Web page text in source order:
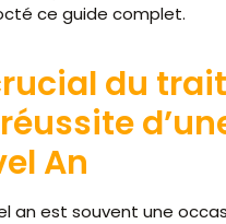
ce guide complet.
du
An
an est souvent une